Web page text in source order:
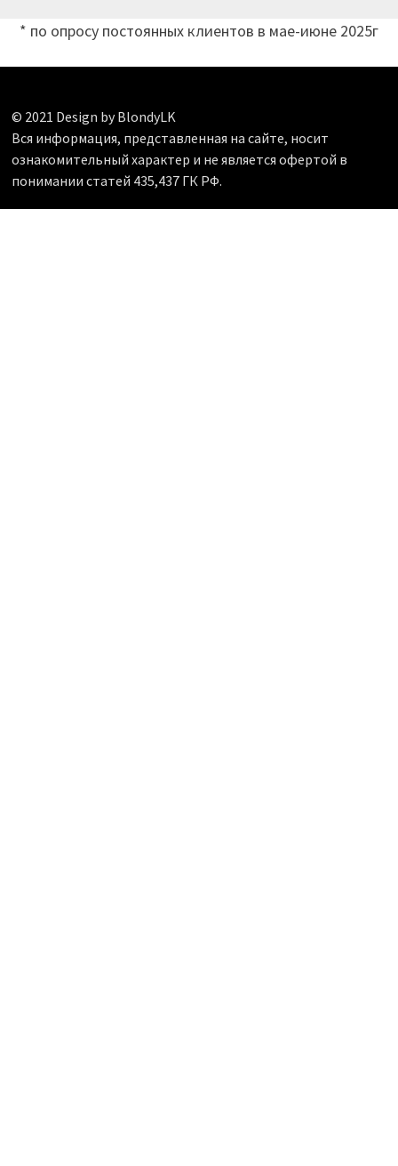
* по опросу постоянных клиентов в мае-июне 2025г
© 2021 Design by BlondyLK
Вся информация, представленная на сайте, носит
ознакомительный характер и не является офертой в
понимании статей 435,437 ГК РФ.